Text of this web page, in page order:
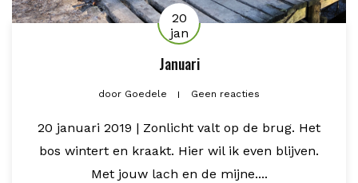
20
jan
Januari
door Goedele Geen reacties
20 januari 2019 | Zonlicht valt op de brug. Het
bos wintert en kraakt. Hier wil ik even blijven.
Met jouw lach en de mijne....